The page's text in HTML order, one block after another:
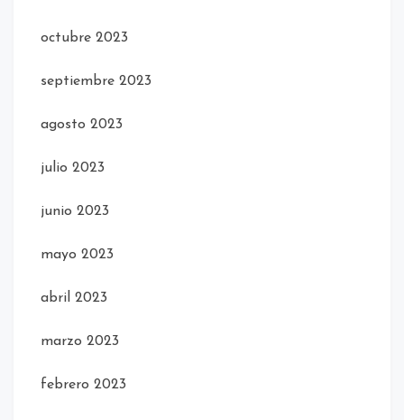
octubre 2023
septiembre 2023
agosto 2023
julio 2023
junio 2023
mayo 2023
abril 2023
marzo 2023
febrero 2023